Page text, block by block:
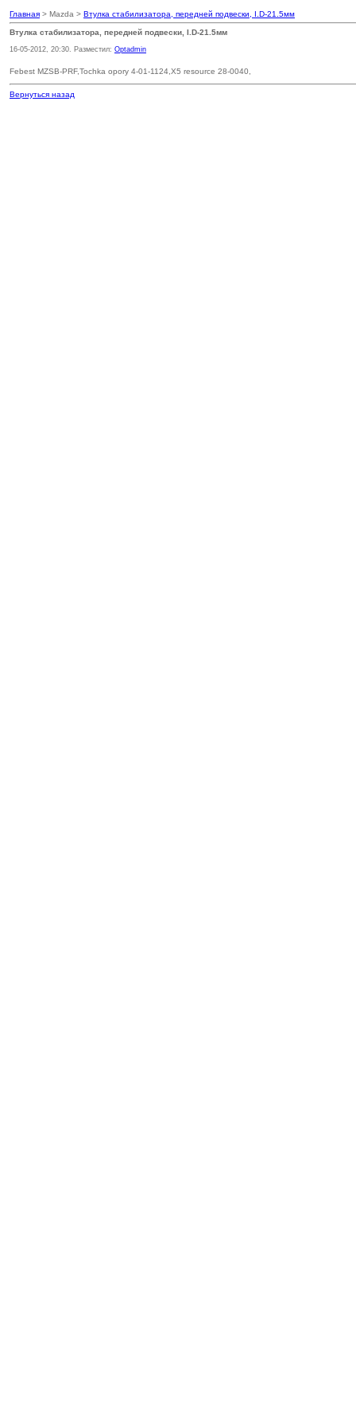
Главная > Mazda > Втулка стабилизатора, передней подвески, I.D-21.5мм
Втулка стабилизатора, передней подвески, I.D-21.5мм
16-05-2012, 20:30. Разместил: Optadmin
Febest MZSB-PRF,Tochka opory 4-01-1124,X5 resource 28-0040,
Вернуться назад